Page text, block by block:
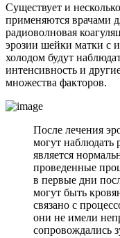
Существует и
применяются врачами
радиоволновая
эрозии шейки матки с
холодом будут
интенсивность и
множества факторов.
После лечения
могут наблюдать
является
проведенные
в первые дни
могут быть
связано с
они не имели
сопровождались